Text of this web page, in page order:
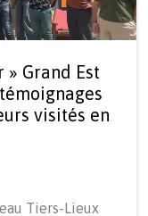
» Grand Est
visités en
Tiers-Lieux